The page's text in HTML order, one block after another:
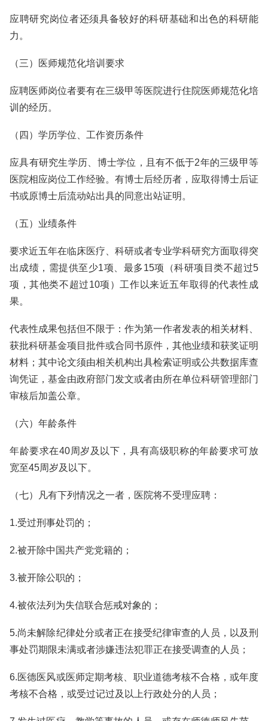
应聘研究岗位者还须具备较好的科研基础和出色的科研能
力。
（三）医师规范化培训要求
应聘医师岗位者要有在三级甲等医院进行住院医师规范化培
训的经历。
（四）学历学位、工作资历条件
应具有研究生学历、博士学位，且有不低于2年的三级甲等
医院相应岗位工作经验。有博士后经历者，应取得博士后证
书或原博士后流动站出具的同意出站证明。
（五）业绩条件
要求近五年在临床医疗、科研或者专业学科研究方面取得突
出成绩，需提供至少1项、最多15项（科研项目类不超过5
项，其他类不超过10项）工作以来近五年取得的代表性成
果。
代表性成果包括但不限于：作为第一作者发表的相关材料、
获批科研基金项目批件或合同书原件，其他业绩和获奖证明
材料；其中论文须由相关机构出具检索证明或公共数据库查
询凭证，基金由政府部门发文或者由所在单位科研管理部门
审核后加盖公章。
（六）年龄条件
年龄要求在40周岁及以下，具有高级职称的年龄要求可放
宽至45周岁及以下。
（七）凡有下列情况之一者，医院将不受理应聘：
1.受过刑事处罚的；
2.被开除中国共产党党籍的；
3.被开除公职的；
4.被依法列为失信联合惩戒对象的；
5.尚未解除纪律处分或者正在接受纪律审查的人员，以及刑
事处罚期限未满或者涉嫌违法犯罪正在接受调查的人员；
6.医德医风或医师定期考核、职业道德考核不合格，或年度
考核不合格，或受过记过及以上行政处分的人员；